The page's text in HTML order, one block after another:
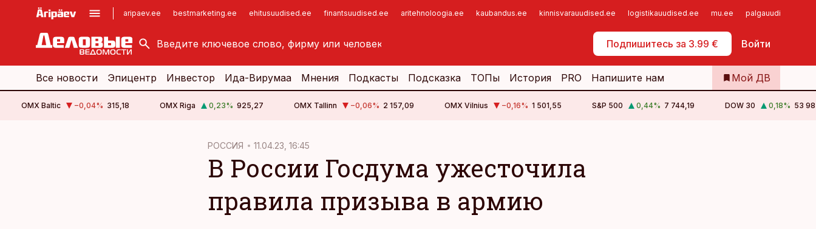
aripaev.ee bestmarketing.ee ehitusuudised.ee finantsuudised.ee aritehnoloogia.ee kaubandus.ee kinnisvarauudised.ee logistikauudised.ee mu.ee palgauudised.ee
Подпишитесь за 3.99 € Войти
kinnisvarauudised.ee
logistikauudised.ee
imelineajalugu.ee
Самообслуживание
Все новости Эпицентр Инвестор Ида-Вирумаа Мнения Подкасты Подсказка ТОПы История PRO Напишите нам Мой ДВ
OMX Baltic −0,04% 315,18 OMX Riga 0,23% 925,27 OMX Tallinn −0,06% 2 157,09 OMX Vilnius −0,16% 1 501,55 S&P 500 0,44% 7 744,19 DOW 30 0,18% 53
РОССИЯ 11.04.23, 16:45
В России Госдума ужесточила
правила призыва в армию